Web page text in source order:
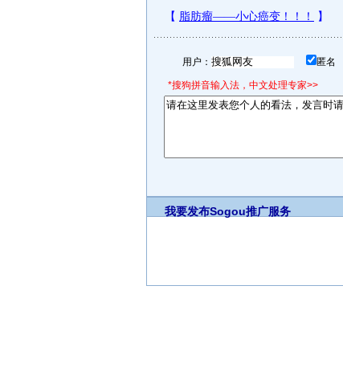
用户： 匿名
*搜狗拼音输入法，中文处理专家>>
我要发布Sogou推广服务